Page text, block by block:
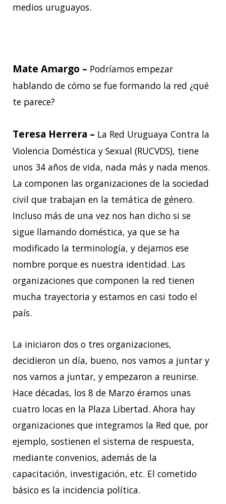
medios uruguayos.
Mate Amargo – Podríamos empezar
hablando de cómo se fue formando la red ¿qué
te parece?
Teresa Herrera – La Red Uruguaya Contra la
Violencia Doméstica y Sexual (RUCVDS), tiene
unos 34 años de vida, nada más y nada menos.
La componen las organizaciones de la sociedad
civil que trabajan en la temática de género.
Incluso más de una vez nos han dicho si se
sigue llamando doméstica, ya que se ha
modificado la terminología, y dejamos ese
nombre porque es nuestra identidad. Las
organizaciones que componen la red tienen
mucha trayectoria y estamos en casi todo el
país.
La iniciaron dos o tres organizaciones,
decidieron un día, bueno, nos vamos a juntar y
nos vamos a juntar, y empezaron a reunirse.
Hace décadas, los 8 de Marzo éramos unas
cuatro locas en la Plaza Libertad. Ahora hay
organizaciones que integramos la Red que, por
ejemplo, sostienen el sistema de respuesta,
mediante convenios, además de la
capacitación, investigación, etc. El cometido
básico es la incidencia política.